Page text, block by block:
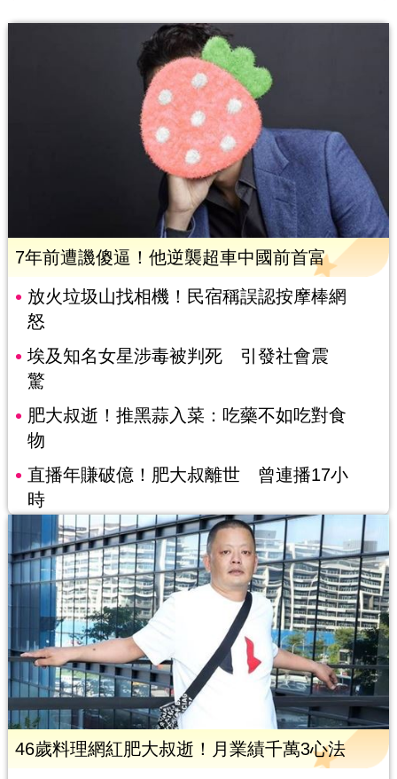
7年前遭譏傻逼！他逆襲超車中國前首富
放火垃圾山找相機！民宿稱誤認按摩棒網
怒
埃及知名女星涉毒被判死 引發社會震
驚
肥大叔逝！推黑蒜入菜：吃藥不如吃對食
物
直播年賺破億！肥大叔離世 曾連播17小
時
46歲料理網紅肥大叔逝！月業績千萬3心法